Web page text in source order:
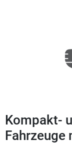
Kompakt-
Fahrzeuge